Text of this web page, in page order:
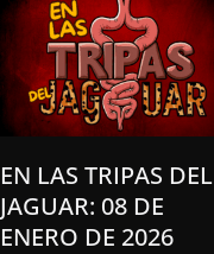
EN LAS TRIPAS DEL
JAGUAR: 08 DE
ENERO DE 2026